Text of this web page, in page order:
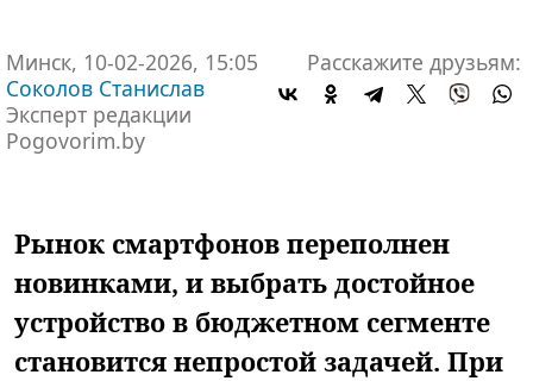
Минск, 10-02-2026, 15:05
Соколов Станислав
Эксперт редакции
Pogovorim.by
Расскажите друзьям:
Рынок смартфонов переполнен
новинками, и выбрать достойное
устройство в бюджетном сегменте
становится непростой задачей. При